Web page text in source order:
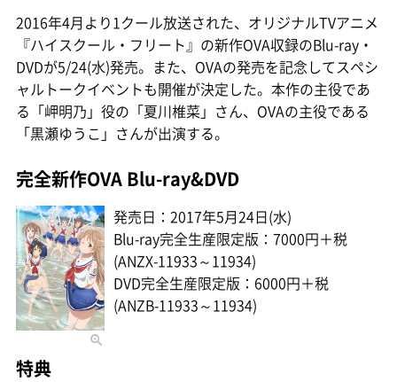
2016年4月より1クール放送された、オリジナルTVアニメ
『ハイスクール・フリート』の新作OVA収録のBlu-ray・
DVDが5/24(水)発売。また、OVAの発売を記念してスペシ
ャルトークイベントも開催が決定した。本作の主役であ
る「岬明乃」役の「夏川椎菜」さん、OVAの主役である
「黒瀬ゆうこ」さんが出演する。
完全新作OVA Blu-ray&DVD
発売日：2017年5月24日(水)
Blu-ray完全生産限定版：7000円＋税
(ANZX-11933～11934)
DVD完全生産限定版：6000円＋税
(ANZB-11933～11934)
特典